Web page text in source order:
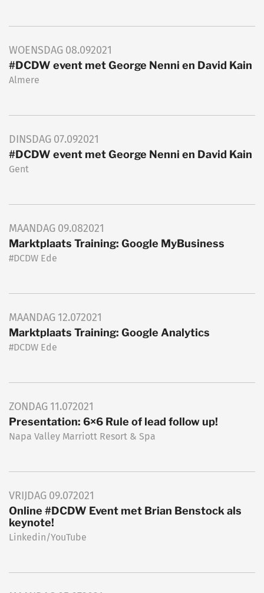
WOENSDAG 08.092021
#DCDW event met George Nenni en David Kain
Almere
DINSDAG 07.092021
#DCDW event met George Nenni en David Kain
Gent
MAANDAG 09.082021
Marktplaats Training: Google MyBusiness
#DCDW Ede
MAANDAG 12.072021
Marktplaats Training: Google Analytics
#DCDW Ede
ZONDAG 11.072021
Presentation: 6×6 Rule of lead follow up!
Napa Valley Marriott Resort & Spa
VRIJDAG 09.072021
Online #DCDW Event met Brian Benstock als
keynote!
Linkedin/YouTube